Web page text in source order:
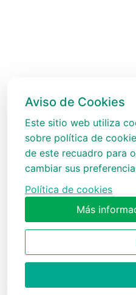
Aviso de Cookies
Este sitio web utiliza
sobre política de
de este recuadro para
cambiar sus
Política de cookies
Más